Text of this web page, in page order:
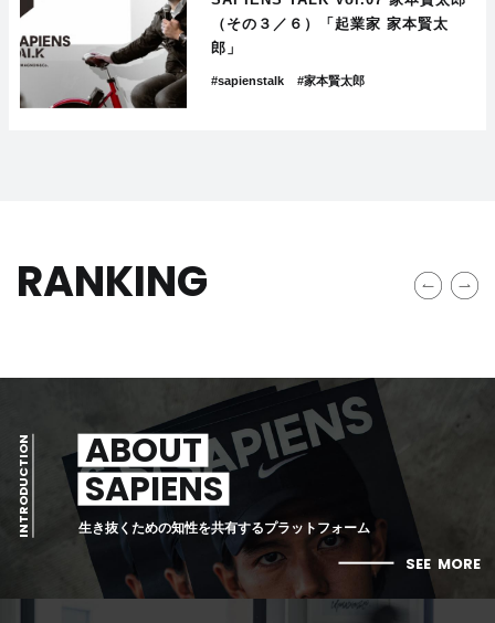
（その３／６）「起業家 家本賢太
郎」
#sapienstalk #家本賢太郎
RANKING
INTRODUCTION
ABOUT
SAPIENS
生き抜くための知性を共有するプラットフォーム
SEE MORE